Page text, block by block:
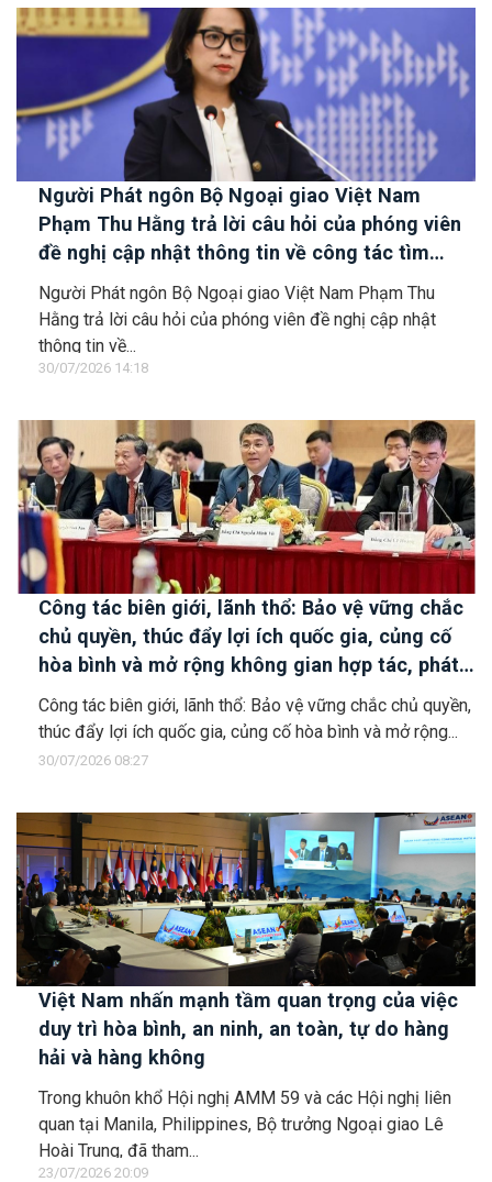
Người Phát ngôn Bộ Ngoại giao Việt Nam
Phạm Thu Hằng trả lời câu hỏi của phóng viên
đề nghị cập nhật thông tin về công tác tìm
kiếm, cứu hộ các thuyền viên Việt Nam trên tàu
Khôi Nguyên 18
Người Phát ngôn Bộ Ngoại giao Việt Nam Phạm Thu
Hằng trả lời câu hỏi của phóng viên đề nghị cập nhật
thông tin về...
30/07/2026 14:18
Công tác biên giới, lãnh thổ: Bảo vệ vững chắc
chủ quyền, thúc đẩy lợi ích quốc gia, củng cố
hòa bình và mở rộng không gian hợp tác, phát
triển
Công tác biên giới, lãnh thổ: Bảo vệ vững chắc chủ quyền,
thúc đẩy lợi ích quốc gia, củng cố hòa bình và mở rộng...
30/07/2026 08:27
Việt Nam nhấn mạnh tầm quan trọng của việc
duy trì hòa bình, an ninh, an toàn, tự do hàng
hải và hàng không
Trong khuôn khổ Hội nghị AMM 59 và các Hội nghị liên
quan tại Manila, Philippines, Bộ trưởng Ngoại giao Lê
Hoài Trung, đã tham...
23/07/2026 20:09